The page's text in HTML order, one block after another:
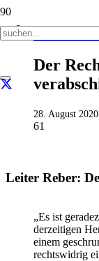
AKTUELL
Der
28. August 2020
61
Leiter Reber:
„Es ist
derzeitigen
einem
rechtswidrig